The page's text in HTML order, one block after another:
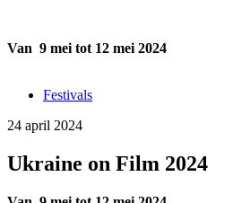
Van 9 mei tot 12 mei 2024
Festivals
24 april 2024
Ukraine on Film 2024